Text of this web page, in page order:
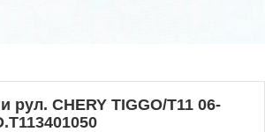
рул. CHERY TIGGO/T11 06-